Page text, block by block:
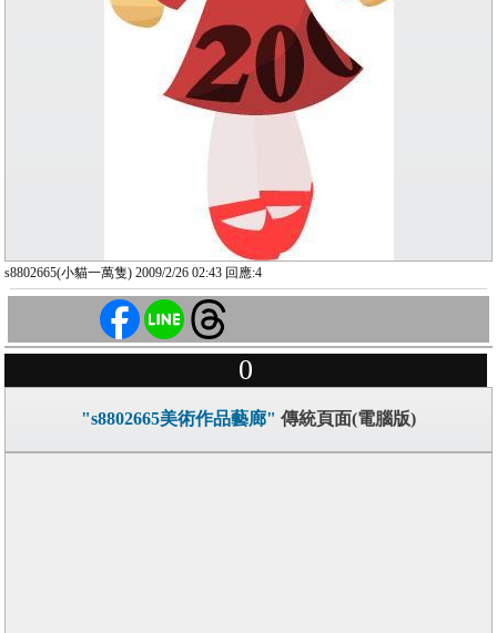
s8802665(小貓一萬隻) 2009/2/26 02:43 回應:4
0
"s8802665美術作品藝廊" 傳統頁面(電腦版)